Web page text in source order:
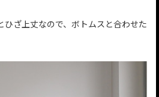
ざ上丈なので、ボトムスと合わせた